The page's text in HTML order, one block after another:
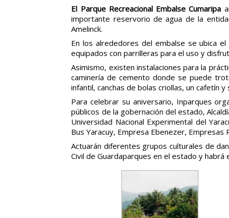
El Parque Recreacional Embalse Cumaripa
importante reservorio de agua de la
Amelinck.
En los alrededores del embalse se ubica
equipados con parrilleras para el uso y
Asimismo, existen instalaciones para la
caminería de cemento donde se puede
infantil, canchas de bolas criollas, un cafetín y
Para celebrar su aniversario, Inparques
públicos de la gobernación del estado,
Universidad Nacional Experimental del
Bus Yaracuy, Empresa Ebenezer,
Actuarán diferentes grupos culturales de
Civil de Guardaparques en el estado y